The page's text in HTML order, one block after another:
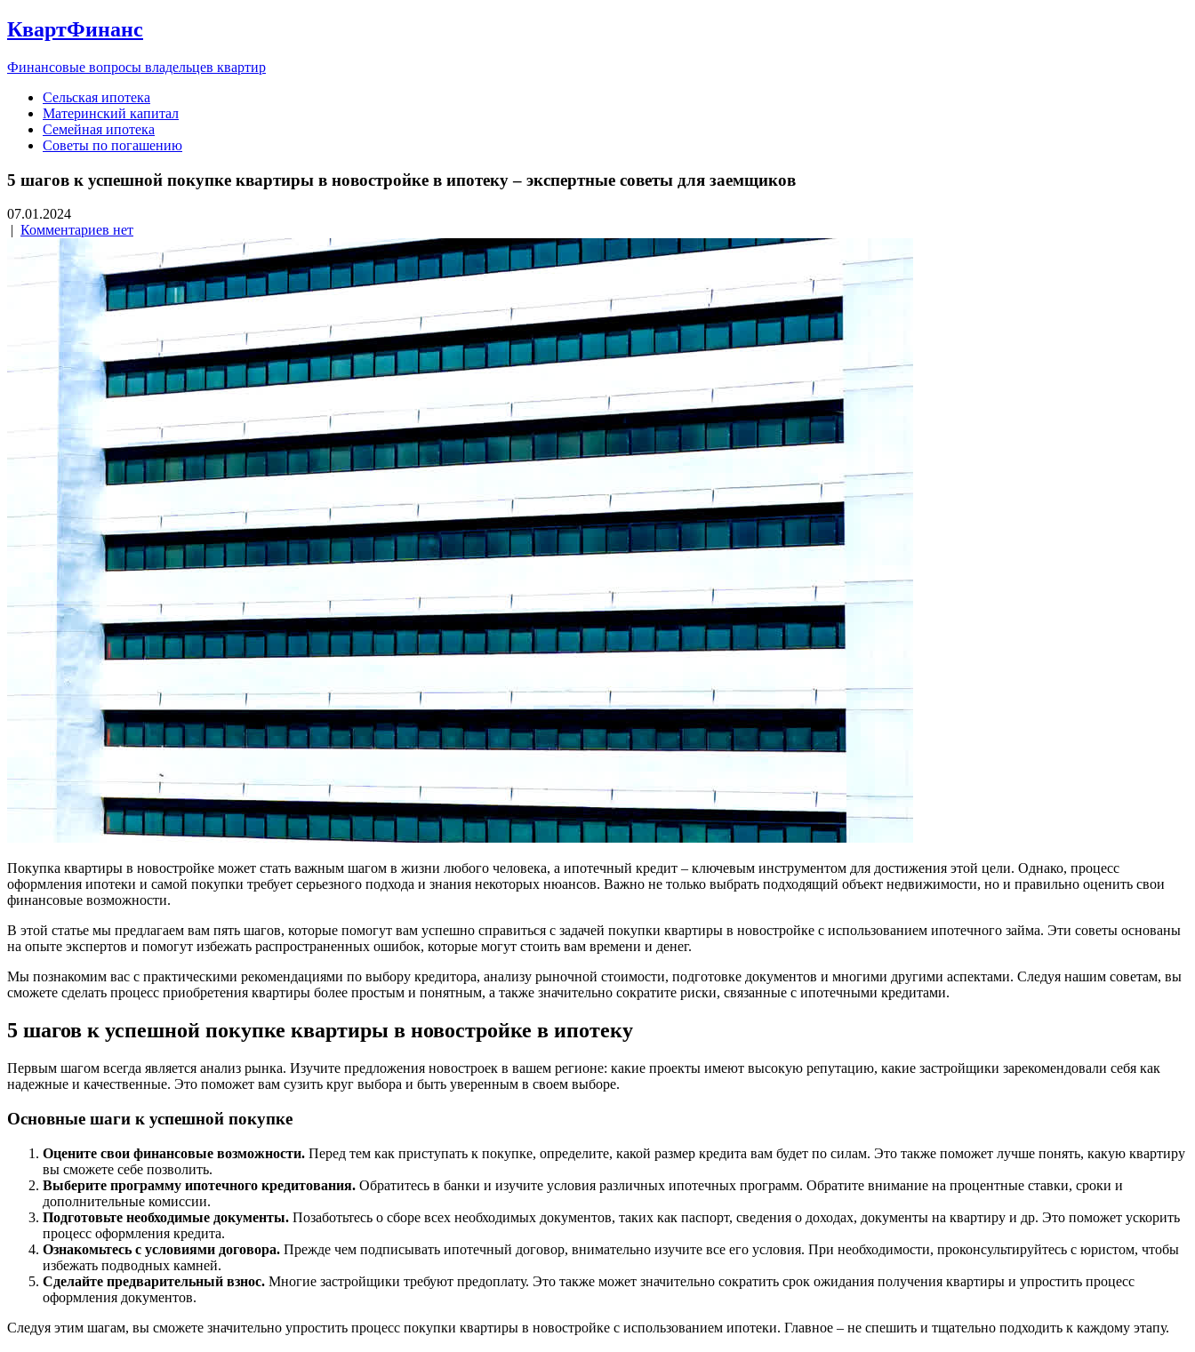
КвартФинанс
Финансовые вопросы владельцев квартир
Сельская ипотека
Материнский капитал
Семейная ипотека
Советы по погашению
5 шагов к успешной покупке квартиры в новостройке в ипотеку – экспертные советы для заемщиков
07.01.2024
| Комментариев нет
Покупка квартиры в новостройке может стать важным шагом в жизни любого человека, а ипотечный кредит – ключевым инструментом для достижения этой цели. Однако, процесс
оформления ипотеки и самой покупки требует серьезного подхода и знания некоторых нюансов. Важно не только выбрать подходящий объект недвижимости, но и правильно оценить свои
финансовые возможности.
В этой статье мы предлагаем вам пять шагов, которые помогут вам успешно справиться с задачей покупки квартиры в новостройке с использованием ипотечного займа. Эти советы основаны
на опыте экспертов и помогут избежать распространенных ошибок, которые могут стоить вам времени и денег.
Мы познакомим вас с практическими рекомендациями по выбору кредитора, анализу рыночной стоимости, подготовке документов и многими другими аспектами. Следуя нашим советам, вы
сможете сделать процесс приобретения квартиры более простым и понятным, а также значительно сократите риски, связанные с ипотечными кредитами.
5 шагов к успешной покупке квартиры в новостройке в ипотеку
Первым шагом всегда является анализ рынка. Изучите предложения новостроек в вашем регионе: какие проекты имеют высокую репутацию, какие застройщики зарекомендовали себя как
надежные и качественные. Это поможет вам сузить круг выбора и быть уверенным в своем выборе.
Основные шаги к успешной покупке
Оцените свои финансовые возможности. Перед тем как приступать к покупке, определите, какой размер кредита вам будет по силам. Это также поможет лучше понять, какую квартиру
вы сможете себе позволить.
Выберите программу ипотечного кредитования. Обратитесь в банки и изучите условия различных ипотечных программ. Обратите внимание на процентные ставки, сроки и
дополнительные комиссии.
Подготовьте необходимые документы. Позаботьтесь о сборе всех необходимых документов, таких как паспорт, сведения о доходах, документы на квартиру и др. Это поможет ускорить
процесс оформления кредита.
Ознакомьтесь с условиями договора. Прежде чем подписывать ипотечный договор, внимательно изучите все его условия. При необходимости, проконсультируйтесь с юристом, чтобы
избежать подводных камней.
Сделайте предварительный взнос. Многие застройщики требуют предоплату. Это также может значительно сократить срок ожидания получения квартиры и упростить процесс
оформления документов.
Следуя этим шагам, вы сможете значительно упростить процесс покупки квартиры в новостройке с использованием ипотеки. Главное – не спешить и тщательно подходить к каждому этапу.